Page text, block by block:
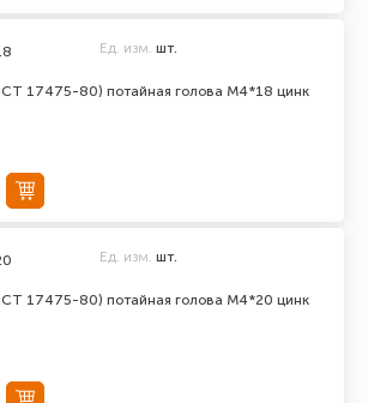
17475-80) потайная голова М4*18 цинк
Ед. изм. шт.
17475-80) потайная голова М4*20 цинк
Ед. изм. шт.